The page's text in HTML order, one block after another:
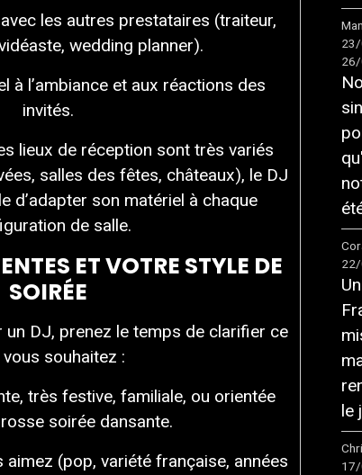
les autres prestataires (traiteur,
wedding planner).
à l’ambiance et aux réactions des
invités.
lieux de réception sont très variés
salles des fêtes, châteaux), le DJ
d’adapter son matériel à chaque
de salle.
ET VOTRE STYLE DE
SOIRÉE
DJ, prenez le temps de clarifier ce
vous souhaitez :
très festive, familiale, ou orientée
soirée dansante.
(pop, variété française, années
le